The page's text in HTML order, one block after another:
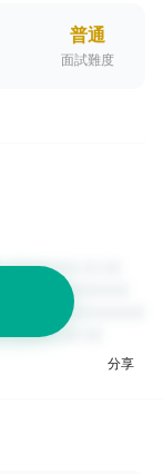
普通
面試難度
分享